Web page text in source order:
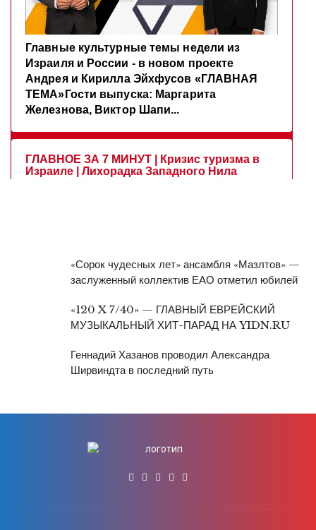
«Сорок чудесных лет» ансамбля «Мазлтов» —
заслуженный коллектив ЕАО отметил юбилей
«120 X 7/40» — ГЛАВНЫЙ ЕВРЕЙСКИЙ
МУЗЫКАЛЬНЫЙ ХИТ-ПАРАД НА YIDN.RU
Геннадий Хазанов проводил Александра
Ширвиндта в последний путь